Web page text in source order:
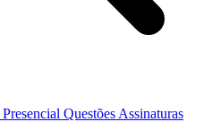
Presencial Questões Assinaturas